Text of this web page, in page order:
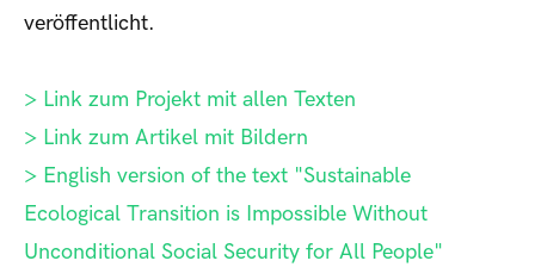
veröffentlicht.
> Link zum Projekt mit allen Texten
> Link zum Artikel mit Bildern
> English version of the text "Sustainable
Ecological Transition is Impossible Without
Unconditional Social Security for All People"